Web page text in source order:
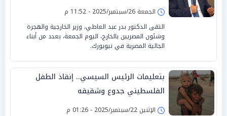
الجمعة 26/سبتمبر/2025 - 11:52 م
التقى الدكتور بدر عبد العاطي، وزير الخارجية والهجرة
وشئون المصريين بالخارج، اليوم الجمعة، بعدد من أبناء
الجالية المصرية في نيويورك.
بتعليمات الرئيس السيسي.. إنقاذ الطفل
الفلسطيني جدوع وشقيقه
الإثنين 22/سبتمبر/2025 - 01:26 م